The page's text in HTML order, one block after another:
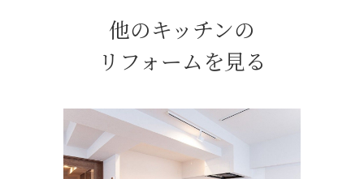
他のキッチンの
リフォームを見る